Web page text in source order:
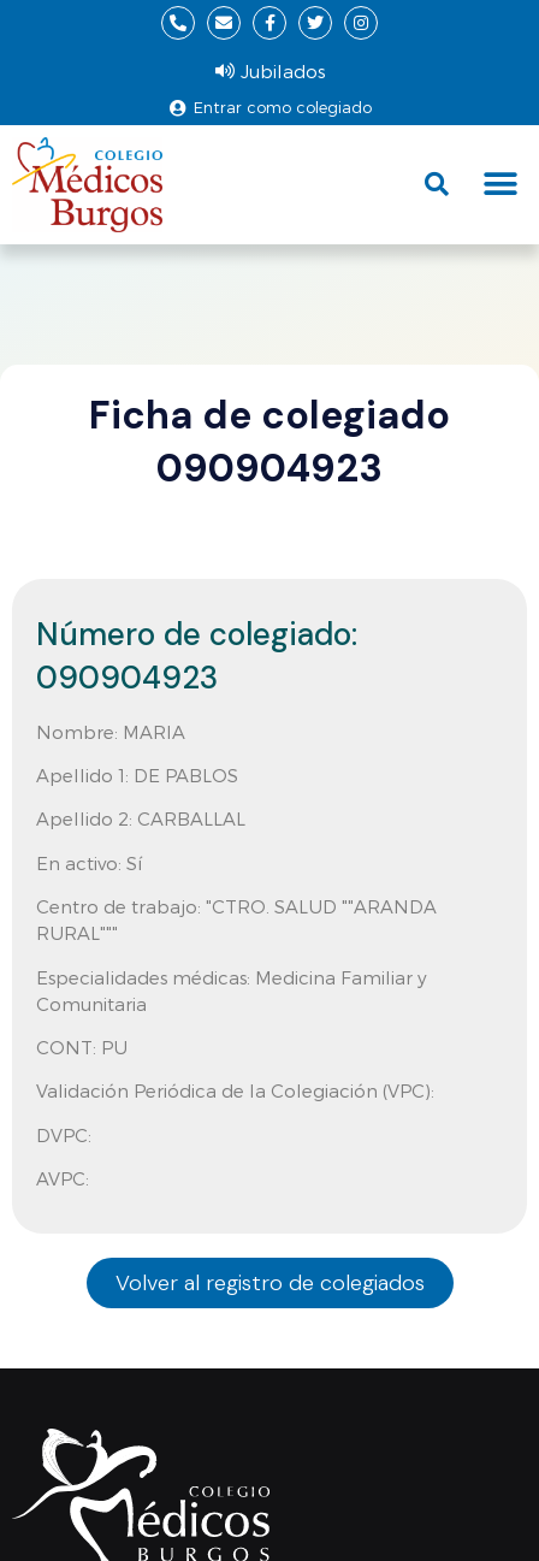
Entrar como colegiado
Jubilados
Ficha de colegiado
090904923
Número de colegiado:
090904923
Nombre: MARIA
Apellido 1: DE PABLOS
Apellido 2: CARBALLAL
En activo: Sí
Centro de trabajo: "CTRO. SALUD ""ARANDA
RURAL"""
Especialidades médicas: Medicina Familiar y
Comunitaria
CONT: PU
Validación Periódica de la Colegiación (VPC):
DVPC:
AVPC:
Volver al registro de colegiados